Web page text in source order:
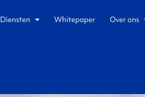
Diensten Whitepaper Over ons